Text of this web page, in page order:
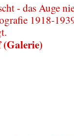
- das Auge
1918-
(Galerie)